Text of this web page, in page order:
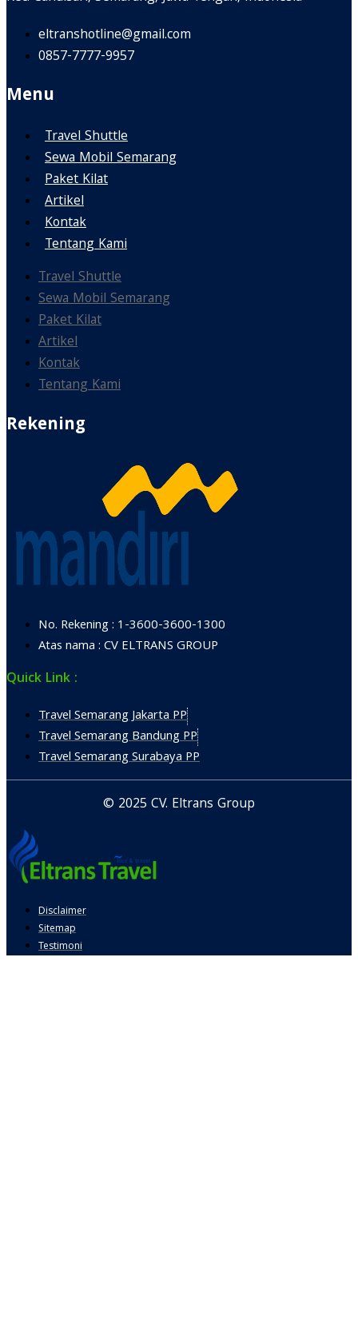
eltranshotline@gmail.com
0857-7777-9957
Menu
Travel Shuttle
Sewa Mobil Semarang
Paket Kilat
Artikel
Kontak
Tentang Kami
Travel Shuttle
Sewa Mobil Semarang
Paket Kilat
Artikel
Kontak
Tentang Kami
Rekening
No. Rekening : 1-3600-3600-1300
Atas nama : CV ELTRANS GROUP
Quick Link :
Travel Semarang Jakarta PP
Travel Semarang Bandung PP
Travel Semarang Surabaya PP
© 2025 CV. Eltrans Group
Disclaimer
Sitemap
Testimoni